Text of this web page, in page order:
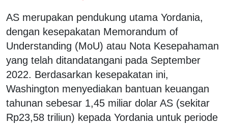
AS merupakan pendukung utama Yordania,
dengan kesepakatan Memorandum of
Understanding (MoU) atau Nota Kesepahaman
yang telah ditandatangani pada September
2022. Berdasarkan kesepakatan ini,
Washington menyediakan bantuan keuangan
tahunan sebesar 1,45 miliar dolar AS (sekitar
Rp23,58 triliun) kepada Yordania untuk periode